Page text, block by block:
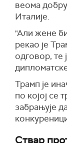
веома
Италије.
"Али жене
рекао је
одговор, те
Трамп је
по којој се
забрањује
Ствар